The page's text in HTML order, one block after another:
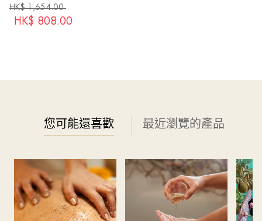
HK$ 1,654.00
HK$ 808.00
您可能還喜歡 最近瀏覽的產品